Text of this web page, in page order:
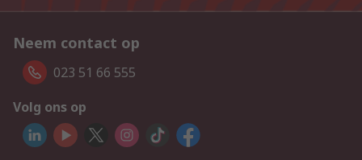
Neem contact op
023 51 66 555
Volg ons op